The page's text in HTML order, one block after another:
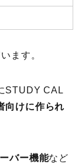
ます。
STUDY CAL
向けに作られ
バー機能など